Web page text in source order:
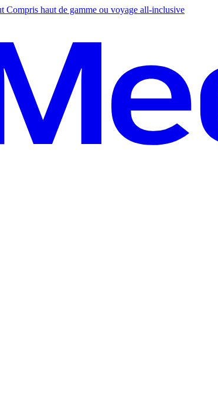
Compris haut de gamme ou voyage all-inclusive